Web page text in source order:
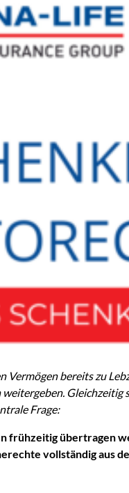
Vermögen bereits zu
Gleichzeitig
Frage:
frühzeitig übertragen
vollständig aus